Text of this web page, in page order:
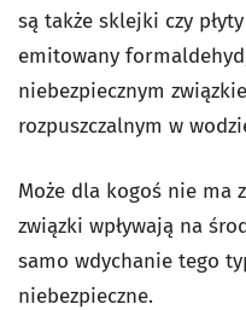
są także sklejki czy
emitowany
niebezpiecznym
rozpuszczalnym w
Może dla kogoś nie ma
związki wpływają na
samo wdychanie tego
niebezpieczne.